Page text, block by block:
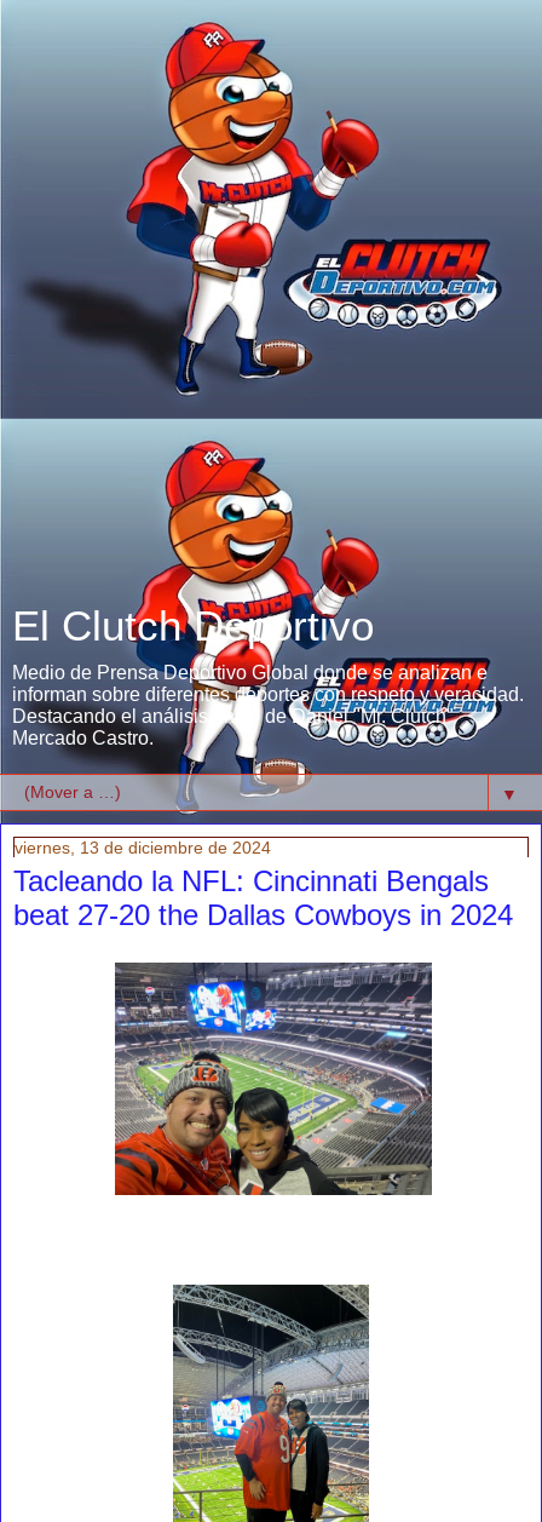
El Clutch Deportivo
Medio de Prensa Deportivo Global donde se analizan e
informan sobre diferentes deportes con respeto y veracidad.
Destacando el análisis único de Daniel "Mr. Clutch"
Mercado Castro.
▼
viernes, 13 de diciembre de 2024
Tacleando la NFL: Cincinnati Bengals
beat 27-20 the Dallas Cowboys in 2024